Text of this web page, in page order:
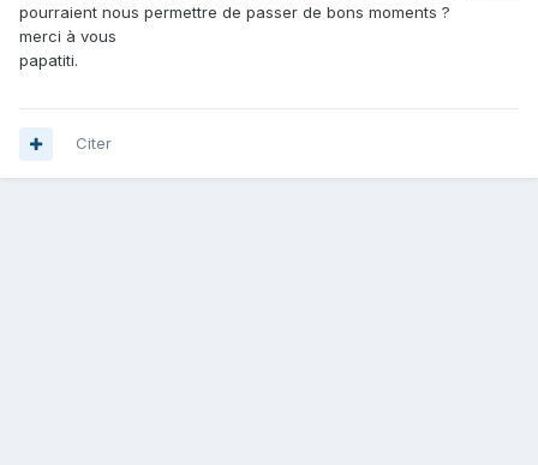
pourraient nous permettre de passer de bons moments ?
merci à vous
papatiti.
Citer